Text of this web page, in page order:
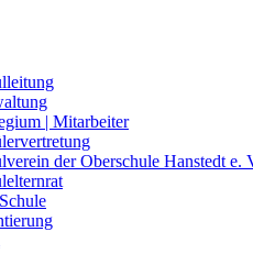
| Mitarbeiter
der Oberschule Hanstedt e.